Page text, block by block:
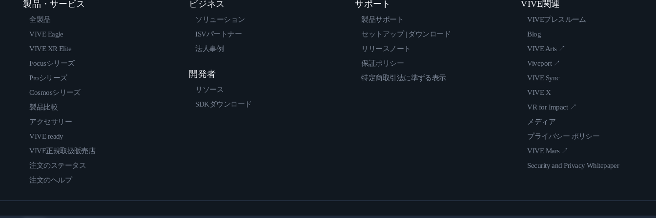
製品・サービス
全製品
VIVE Eagle
VIVE XR Elite
Focusシリーズ
Proシリーズ
Cosmosシリーズ
製品比較
アクセサリー
VIVE ready
VIVE正規取扱販売店
注文のステータス
注文のヘルプ
ビジネス
ソリューション
ISVパートナー
法人事例
開発者
リソース
SDKダウンロード
サポート
製品サポート
セットアップ | ダウンロード
リリースノート
保証ポリシー
特定商取引法に準ずる表示
VIVE関連
VIVEプレスルーム
Blog
VIVE Arts ↗
Viveport ↗
VIVE Sync
VIVE X
VR for Impact ↗
メディア
プライバシー ポリシー
VIVE Mars ↗
Security and Privacy Whitepaper